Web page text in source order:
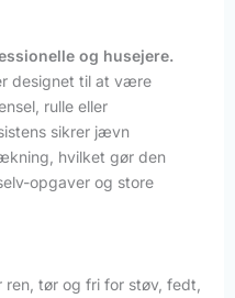
og husejere.
designet til at være
rulle eller
sikrer jævn
hvilket gør den
opgaver og store
tør og fri for støv, fedt,